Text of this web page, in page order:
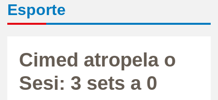
Esporte
Cimed atropela o
Sesi: 3 sets a 0